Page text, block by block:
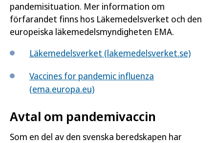
pandemisituation. Mer information om
förfarandet finns hos Läkemedelsverket och den
europeiska läkemedelsmyndigheten EMA.
Läkemedelsverket (lakemedelsverket.se)
Vaccines for pandemic influenza
(ema.europa.eu)
Avtal om pandemivaccin
Som en del av den svenska beredskapen har